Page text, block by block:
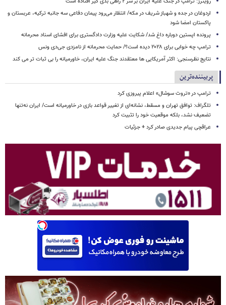
اردوغان در جده و شهباز شریف در مکه/ انتظار می‌رود پیمان دفاعی سه جانبه ترکیه، عربستان و
پاکستان امضا شود
پرونده اپستین دوباره داغ شد/ شکایت علیه وزارت دادگستری برای افشای اسناد محرمانه
ترامپ چه خوابی برای ۲۰۲۸ دیده است؟/ حمایت محرمانه از نامزدی جی‌دی ونس
نتایج نظرسنجی: اکثر آمریکایی ها معتقدند جنگ علیه ایران، خاورمیانه را بی ثبات تر می کند
پربیننده‌ترین
ترامپ در «تروث سوشال» اعلام پیروزی کرد
تلگراف: توافق تهران و مسقط، نشانه‌ای از تغییر قواعد بازی در خاورمیانه است/ ایران نه‌تنها
تضعیف نشد، بلکه موقعیت خود را تثبیت کرد
عراقچی پیام جدیدی صادر کرد + جزئیات